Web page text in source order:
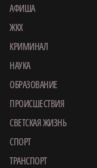
АФИША
ЖКХ
КРИМИНАЛ
НАУКА
ОБРАЗОВАНИЕ
ПРОИСШЕСТВИЯ
СВЕТСКАЯ ЖИЗНЬ
СПОРТ
ТРАНСПОРТ